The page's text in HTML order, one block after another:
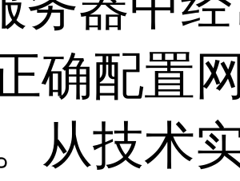
确配置
从技术